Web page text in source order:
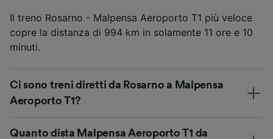
Il treno Rosarno - Malpensa Aeroporto T1 più veloce
copre la distanza di 994 km in solamente 11 ore e 10
minuti.
Ci sono treni diretti da Rosarno a Malpensa
Aeroporto T1?
Quanto dista Malpensa Aeroporto T1 da